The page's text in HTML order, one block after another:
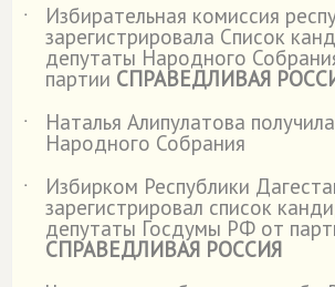
˙
Избирательная комиссия
зарегистрировала Список
депутаты Народного
партии СПРАВЕДЛИВАЯ
˙
Наталья Алипулатова
Народного Собрания
˙
Избирком Республики
зарегистрировал список
депутаты Госдумы РФ от
СПРАВЕДЛИВАЯ РОССИЯ